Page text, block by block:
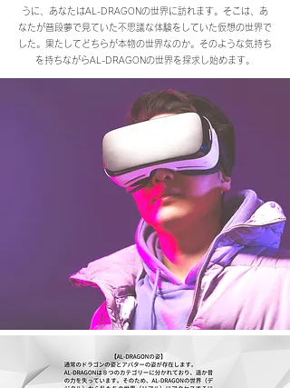
うに、あなたはAL-DRAGONの世界に訪れます。そこは、あ
なたが普段夢で見ていた不思議な体験をしていた仮想の世界で
した。果たしてどちらが本物の世界なのか。そのような気持ち
を持ちながらAL-DRAGONの世界を探求し始めます。